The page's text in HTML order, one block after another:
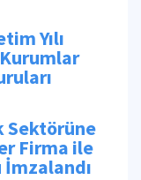
Yılı
Kurumlar
Sektörüne
Firma ile